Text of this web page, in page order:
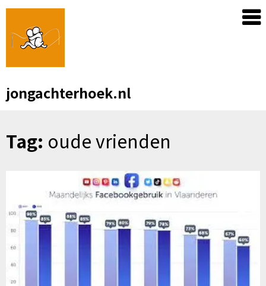
Skip
content
jongachterhoek.nl
Tag: oude vrienden